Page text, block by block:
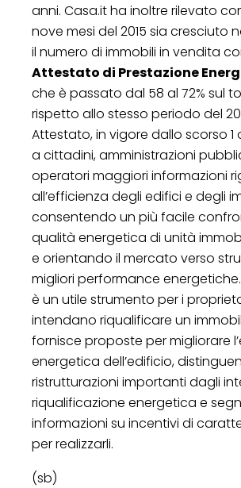
anni. Casa.it ha inoltre rilevato
nove mesi del 2015 sia cresciuto
il numero di immobili in vendita
Attestato di Prestazione
che è passato dal 58 al 72% sul
rispetto allo stesso periodo del
Attestato, in vigore dallo scorso
a cittadini, amministrazioni
operatori maggiori informazioni
all’efficienza degli edifici e degli
consentendo un più facile
qualità energetica di unità
e orientando il mercato verso
migliori performance energetiche.
è un utile strumento per i
intendano riqualificare un
fornisce proposte per migliorare
energetica dell’edificio,
ristrutturazioni importanti dagli
riqualificazione energetica e
informazioni su incentivi di
per realizzarli.
(sb)